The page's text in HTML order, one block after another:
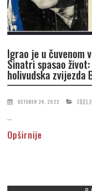
Igrao je u čuvenom
Sinatri spasao
holivudska zvijezda
OCTOBER 24, 2022
...
Opširnije